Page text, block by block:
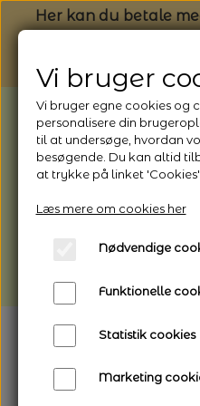
Her kan du betale
BEMÆRK:
1/8 - 9/8 - 2026
*Webshoppen er
afhentning
Vi gør opmærksom
længere leveringstid
Vi bruger
Vi bruger egne cookies og
personalisere din
til at undersøge, hvordan
besøgende. Du kan altid
at trykke på linket 'Cookies'
Læs mere om cookies her
Nødvendige
Funktionelle
Statistik cookies
Marketing